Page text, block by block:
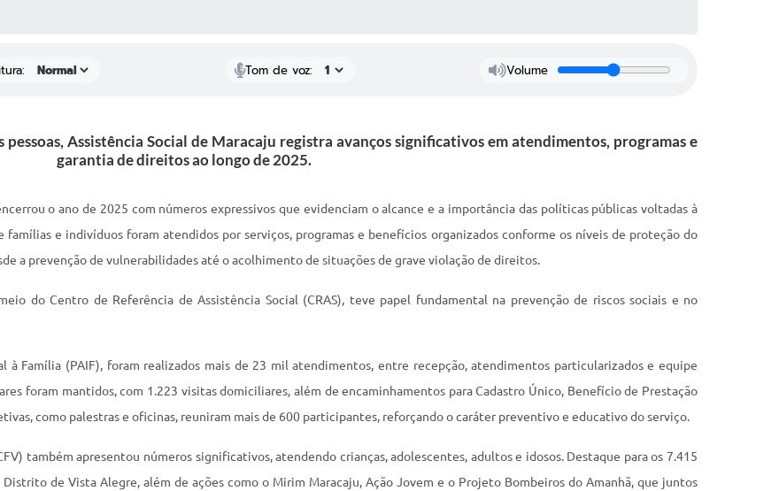
Tom de voz: Volume
Assistência Social de Maracaju registra avanços significativos em atendimentos, programas e
garantia de direitos ao longo de 2025.
o ano de 2025 com números expressivos que evidenciam o alcance e a importância das políticas públicas voltadas à
e indivíduos foram atendidos por serviços, programas e benefícios organizados conforme os níveis de proteção do
a prevenção de vulnerabilidades até o acolhimento de situações de grave violação de direitos.
do Centro de Referência de Assistência Social (CRAS), teve papel fundamental na prevenção de riscos sociais e no
Família (PAIF), foram realizados mais de 23 mil atendimentos, entre recepção, atendimentos particularizados e equipe
foram mantidos, com 1.223 visitas domiciliares, além de encaminhamentos para Cadastro Único, Benefício de Prestação
como palestras e oficinas, reuniram mais de 600 participantes, reforçando o caráter preventivo e educativo do serviço.
também apresentou números significativos, atendendo crianças, adolescentes, adultos e idosos. Destaque para os 7.415
de Vista Alegre, além de ações como o Mirim Maracaju, Ação Jovem e o Projeto Bombeiros do Amanhã, que juntos